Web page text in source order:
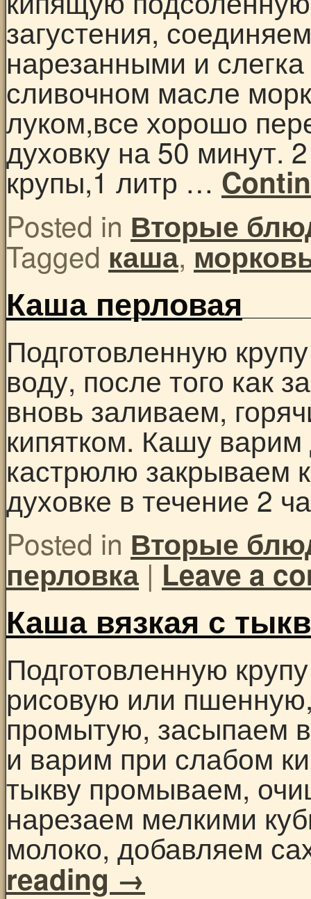
загустения,
нарезанными и
сливочном масле
луком,все хорошо
духовку на 50 минут.
крупы,1 литр …
Posted in Вторые
Tagged каша,
Каша перловая
Подготовленную
воду, после того как
вновь заливаем,
кипятком. Кашу варим
кастрюлю закрываем
духовке в течение 2
Posted in Вторые
перловка|Leave a
Каша вязкая с
Подготовленную
рисовую или
промытую, засыпаем
и варим при слабом
тыкву промываем,
нарезаем мелкими
молоко, добавляем
reading →